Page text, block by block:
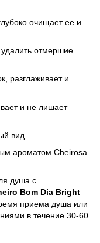
очищает ее и
удалить отмершие
разглаживает и
и не лишает
вид
ароматом Cheirosa
душа с
Bom Dia Bright
приема душа или
в течение 30-60